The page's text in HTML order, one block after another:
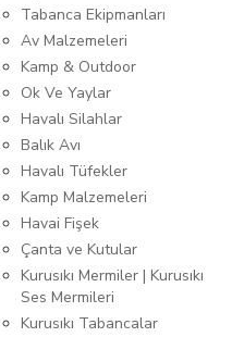
Tabanca Ekipmanları
Av Malzemeleri
Kamp & Outdoor
Ok Ve Yaylar
Havalı Silahlar
Balık Avı
Havalı Tüfekler
Kamp Malzemeleri
Havai Fişek
Çanta ve Kutular
Kurusıkı Mermiler | Kurusıkı
Ses Mermileri
Kurusıkı Tabancalar